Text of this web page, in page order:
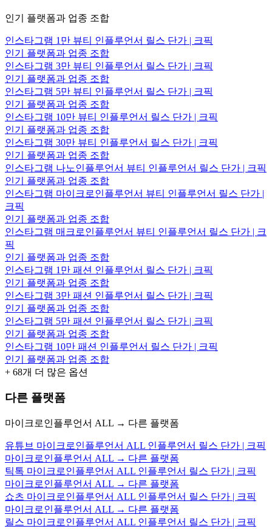
인기 플랫폼과 업종 조합
인스타그램 1만 뷰티 인플루언서 릴스 단가 | 크픽
인기 플랫폼과 업종 조합
인스타그램 3만 뷰티 인플루언서 릴스 단가 | 크픽
인기 플랫폼과 업종 조합
인스타그램 5만 뷰티 인플루언서 릴스 단가 | 크픽
인기 플랫폼과 업종 조합
인스타그램 10만 뷰티 인플루언서 릴스 단가 | 크픽
인기 플랫폼과 업종 조합
인스타그램 30만 뷰티 인플루언서 릴스 단가 | 크픽
인기 플랫폼과 업종 조합
인스타그램 나노인플루언서 뷰티 인플루언서 릴스 단가 | 크픽
인기 플랫폼과 업종 조합
인스타그램 마이크로인플루언서 뷰티 인플루언서 릴스 단가 |
크픽
인기 플랫폼과 업종 조합
인스타그램 매크로인플루언서 뷰티 인플루언서 릴스 단가 | 크
픽
인기 플랫폼과 업종 조합
인스타그램 1만 패션 인플루언서 릴스 단가 | 크픽
인기 플랫폼과 업종 조합
인스타그램 3만 패션 인플루언서 릴스 단가 | 크픽
인기 플랫폼과 업종 조합
인스타그램 5만 패션 인플루언서 릴스 단가 | 크픽
인기 플랫폼과 업종 조합
인스타그램 10만 패션 인플루언서 릴스 단가 | 크픽
인기 플랫폼과 업종 조합
+ 68개 더 많은 옵션
다른 플랫폼
마이크로인플루언서 ALL → 다른 플랫폼
유튜브 마이크로인플루언서 ALL 인플루언서 릴스 단가 | 크픽
마이크로인플루언서 ALL → 다른 플랫폼
틱톡 마이크로인플루언서 ALL 인플루언서 릴스 단가 | 크픽
마이크로인플루언서 ALL → 다른 플랫폼
쇼츠 마이크로인플루언서 ALL 인플루언서 릴스 단가 | 크픽
마이크로인플루언서 ALL → 다른 플랫폼
릴스 마이크로인플루언서 ALL 인플루언서 릴스 단가 | 크픽